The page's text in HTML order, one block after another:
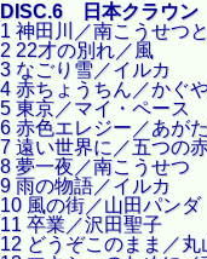
DISC.6 日本クラウン
1 神田川／南こうせつ
2 22才の別れ／風
3 なごり雪／イルカ
4 赤ちょうちん／かぐ
5 東京／マイ・ペース
6 赤色エレジー／あが
7 遠い世界に／五つの
8 夢一夜／南こうせつ
9 雨の物語／イルカ
10 風の街／山田パンダ
11 卒業／沢田聖子
12 どうぞこのまま／丸